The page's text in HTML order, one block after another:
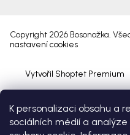
K personalizaci obsahu a
sociálních médií a
Vytvořil Shoptet Premium
Copyright 2026 Bosonožka.
nastavení cookies